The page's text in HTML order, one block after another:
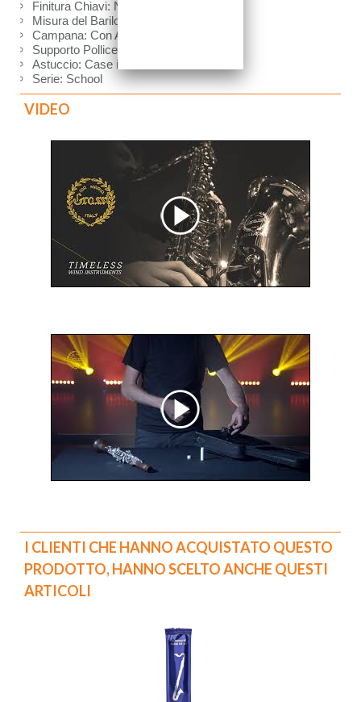
Finitura Chiavi: Nichel
Misura del Barilotto: 62-65mm
Campana: Con Anello Metallico
Supporto Pollice: Regolabile, con Anello
Astuccio: Case in Foam
Serie: School
VIDEO
I CLIENTI CHE HANNO ACQUISTATO QUESTO
PRODOTTO, HANNO SCELTO ANCHE QUESTI
ARTICOLI